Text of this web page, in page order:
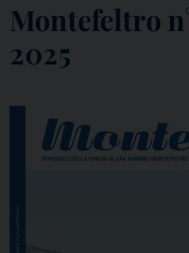
Montefeltro
2025